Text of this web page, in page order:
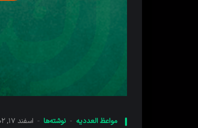
مواعظ العددیه نوشته‌ها اسفند ۱۷, ۱۴۰۲